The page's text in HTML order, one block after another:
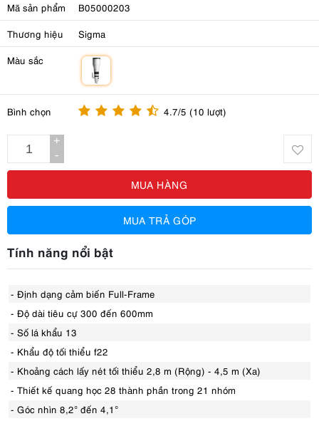
Mã sản phẩm B05000203
Thương hiệu Sigma
Màu sắc
Bình chọn 4.7/5 (10 lượt)
+
-
MUA HÀNG
MUA TRẢ GÓP
Tính năng nổi bật
- Định dạng cảm biến Full-Frame
- Độ dài tiêu cự 300 đến 600mm
- Số lá khẩu 13
- Khẩu độ tối thiểu f22
- Khoảng cách lấy nét tối thiểu 2,8 m (Rộng) - 4,5 m (Xa)
- Thiết kế quang học 28 thành phần trong 21 nhóm
- Góc nhìn 8,2° đến 4,1°